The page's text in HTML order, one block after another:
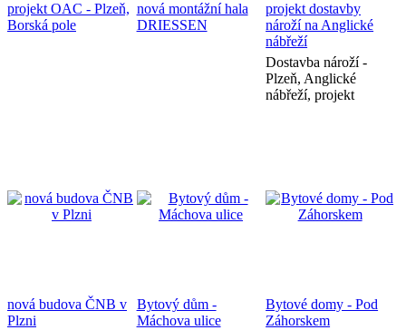
projekt OAC - Plzeň,
Borská pole
nová montážní hala
DRIESSEN
projekt dostavby
nároží na Anglické
nábřeží
Dostavba nároží -
Plzeň, Anglické
nábřeží, projekt
nová budova ČNB v
Plzni
Bytový dům -
Máchova ulice
Bytové domy - Pod
Záhorskem